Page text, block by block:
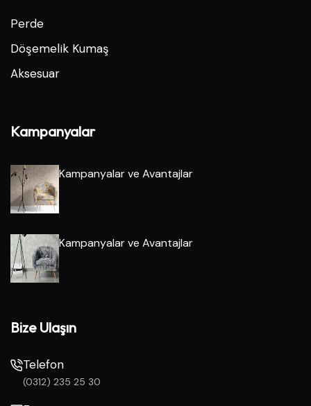
Perde
Döşemelik Kumaş
Aksesuar
Kampanyalar
Kampanyalar ve Avantajlar
Kampanyalar ve Avantajlar
Bize Ulaşın
Telefon
(0312) 235 25 30